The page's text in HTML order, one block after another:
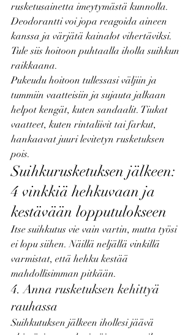
rusketusainetta imeytymästä kunnolla.
Deodorantti voi jopa reagoida aineen
kanssa ja värjätä kainalot vihertäviksi.
Tule siis hoitoon puhtaalla iholla suihkun
raikkaana.
Pukeudu hoitoon tullessasi väljiin ja
tummiin vaatteisiin ja sujauta jalkaan
helpot kengät, kuten sandaalit. Tiukat
vaatteet, kuten rintaliivit tai farkut,
hankaavat juuri levitetyn rusketuksen
pois.
Suihkurusketuksen jälkeen:
4 vinkkiä hehkuvaan ja
kestävään lopputulokseen
Itse suihkutus vie vain vartin, mutta työsi
ei lopu siihen. Näillä neljällä vinkillä
varmistat, että hehku kestää
mahdollisimman pitkään.
4. Anna rusketuksen kehittyä
rauhassa
Suihkutuksen jälkeen ihollesi jäävä